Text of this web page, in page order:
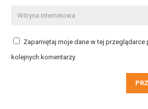
Zapamiętaj moje dane w tej przeglądarce
kolejnych komentarzy.